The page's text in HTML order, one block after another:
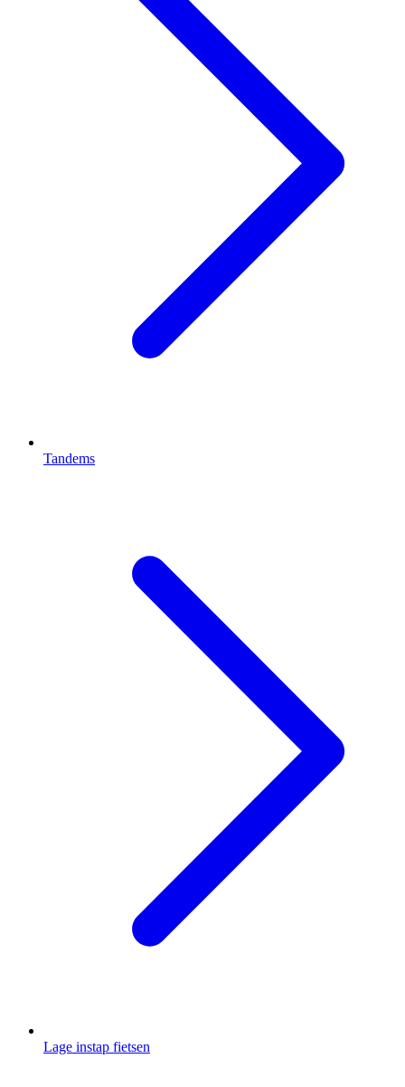
Tandems
Lage instap fietsen